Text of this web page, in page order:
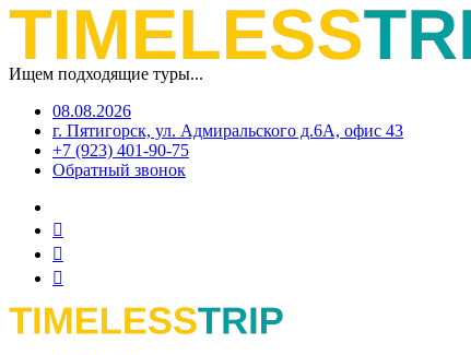
Ищем подходящие туры...
08.08.2026
г. Пятигорск, ул. Адмиральского д.6А, офис 43
+7 (923) 401-90-75
Обратный звонок